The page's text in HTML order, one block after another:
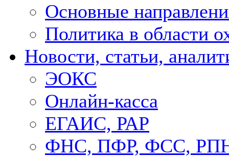
Основные
Политика в области
Новости, статьи,
ЭОКС
Онлайн-касса
ЕГАИС, РАР
ФНС, ПФР, ФСС,